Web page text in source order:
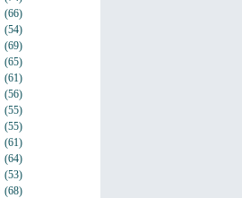
(66)
(54)
(69)
(65)
(61)
(56)
(55)
(55)
(61)
(64)
(53)
(68)